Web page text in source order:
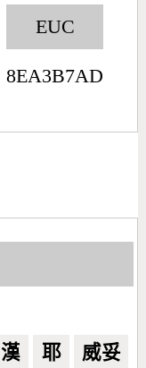
EUC
8EA3B7AD
漢 耶 威妥